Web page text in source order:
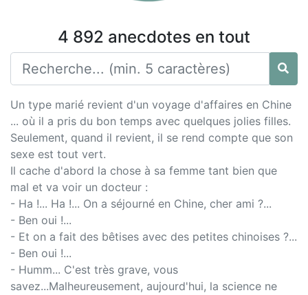
4 892 anecdotes en tout
Un type marié revient d'un voyage d'affaires en Chine
... où il a pris du bon temps avec quelques jolies filles.
Seulement, quand il revient, il se rend compte que son
sexe est tout vert.
Il cache d'abord la chose à sa femme tant bien que
mal et va voir un docteur :
- Ha !... Ha !... On a séjourné en Chine, cher ami ?...
- Ben oui !...
- Et on a fait des bêtises avec des petites chinoises ?...
- Ben oui !...
- Humm... C'est très grave, vous
savez...Malheureusement, aujourd'hui, la science ne